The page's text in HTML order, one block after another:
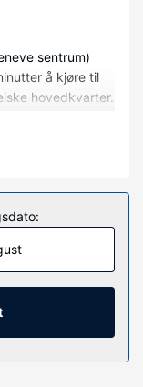
sentrum)
å kjøre til
hovedkvarter.
på stedet.